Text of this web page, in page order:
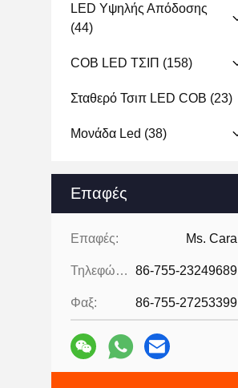
LED Υψηλής Απόδοσης
(44)
COB LED ΤΣΙΠ (158)
Σταθερό Τσιπ LED COB (23)
Μονάδα Led (38)
Επαφές
Επαφές: Ms. Cara
Τηλεφώνημα: 86-755-23249689
Φαξ: 86-755-27253399